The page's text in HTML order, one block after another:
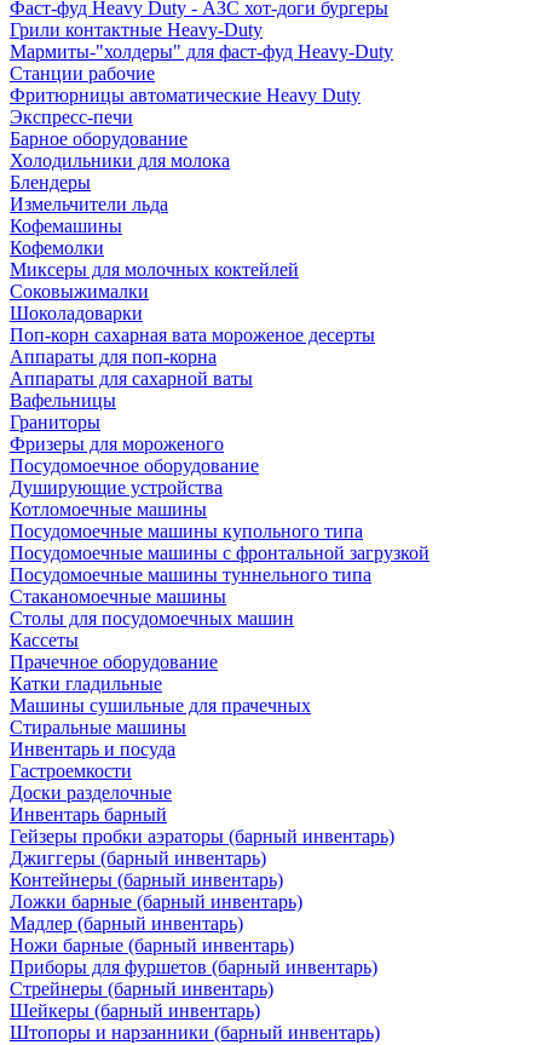
Фаст-фуд Heavy Duty - АЗС хот-доги бургеры
Грили контактные Heavy-Duty
Мармиты-"холдеры" для фаст-фуд Heavy-Duty
Станции рабочие
Фритюрницы автоматические Heavy Duty
Экспресс-печи
Барное оборудование
Холодильники для молока
Блендеры
Измельчители льда
Кофемашины
Кофемолки
Миксеры для молочных коктейлей
Соковыжималки
Шоколадоварки
Поп-корн сахарная вата мороженое десерты
Аппараты для поп-корна
Аппараты для сахарной ваты
Вафельницы
Граниторы
Фризеры для мороженого
Посудомоечное оборудование
Душирующие устройства
Котломоечные машины
Посудомоечные машины купольного типа
Посудомоечные машины с фронтальной загрузкой
Посудомоечные машины туннельного типа
Стаканомоечные машины
Столы для посудомоечных машин
Кассеты
Прачечное оборудование
Катки гладильные
Машины сушильные для прачечных
Стиральные машины
Инвентарь и посуда
Гастроемкости
Доски разделочные
Инвентарь барный
Гейзеры пробки аэраторы (барный инвентарь)
Джиггеры (барный инвентарь)
Контейнеры (барный инвентарь)
Ложки барные (барный инвентарь)
Мадлер (барный инвентарь)
Ножи барные (барный инвентарь)
Приборы для фуршетов (барный инвентарь)
Стрейнеры (барный инвентарь)
Шейкеры (барный инвентарь)
Штопоры и нарзанники (барный инвентарь)